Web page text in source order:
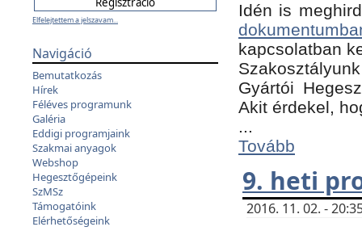
Elfelejtettem a jelszavam...
Navigáció
Bemutatkozás
Hírek
Féléves programunk
Galéria
Eddigi programjaink
Szakmai anyagok
Webshop
Hegesztőgépeink
SzMSz
Támogatóink
Elérhetőségeink
Idén is
kapcsolatban
Gyártói
Akit érdekel,
...
Tovább
9. heti
2016. 11. 02. -